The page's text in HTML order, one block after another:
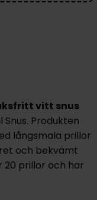
vitt snus
Produkten
långsmala prillor
och bekvämt
20 prillor och har